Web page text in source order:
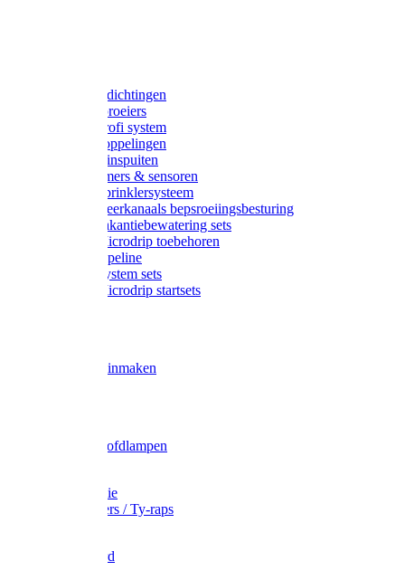
Gardena afdichtingen
Gardena sproeiers
Gardena Profi system
Gardena koppelingen
Gardena tuinspuiten
Gardena timers & sensoren
Gardena Sprinklersysteem
Gardena meerkanaals bepsroeiingsbesturing
Gardena vakantiebewatering sets
Gardena Microdrip toebehoren
Gardena Pipeline
Gardena System sets
Gardena Microdrip startsets
Wecken & inmaken
Zak- & Hoofdlampen
Tape en folie
Kabelbinders / Ty-raps
Metselkoord